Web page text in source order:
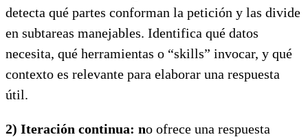
detecta qué partes conforman la petición y las divide
en subtareas manejables. Identifica qué datos
necesita, qué herramientas o “skills” invocar, y qué
contexto es relevante para elaborar una respuesta
útil.
2) Iteración continua: no ofrece una respuesta